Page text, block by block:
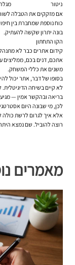
ניטור
כוח נוספת שמחברת בין
בונה יתרון שקשה להעתיק.
הקו התחתון
קידום אתרים כבר לא
אתכם, דנים בכם, ממליצים
משנים את כללי המשחק.
בסופו של דבר, אתר יכול
לא קיים בשיחה הדיגיטלית.
בריאה ובהקשר אמין —
אלא איך לגרום לרשת כולה
רוצה להוביל. שם נמצא
מאמרים